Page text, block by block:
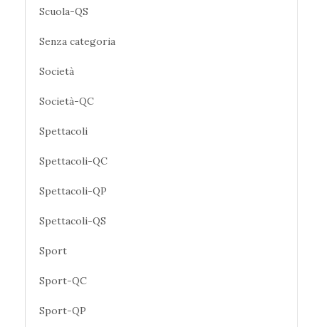
Scuola-QS
Senza categoria
Società
Società-QC
Spettacoli
Spettacoli-QC
Spettacoli-QP
Spettacoli-QS
Sport
Sport-QC
Sport-QP